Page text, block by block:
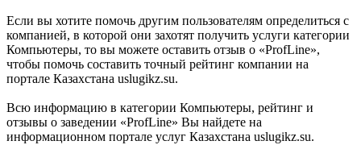
Если вы хотите помочь другим пользователям определиться с
компанией, в которой они захотят получить услуги категории
Компьютеры, то вы можете оставить отзыв о «ProfLine»,
чтобы помочь составить точный рейтинг компании на
портале Казахстана uslugikz.su.
Всю информацию в категории Компьютеры, рейтинг и
отзывы о заведении «ProfLine» Вы найдете на
информационном портале услуг Казахстана uslugikz.su.